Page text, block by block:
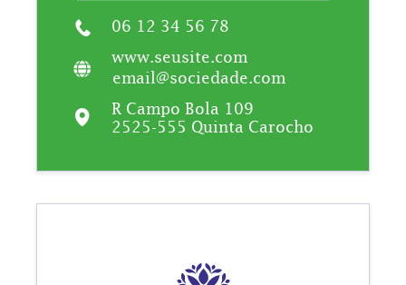
email@sociedade.com
R Campo Bola 109
2525-555 Quinta Carocho
06 12 34 56 78
www.seusite.com